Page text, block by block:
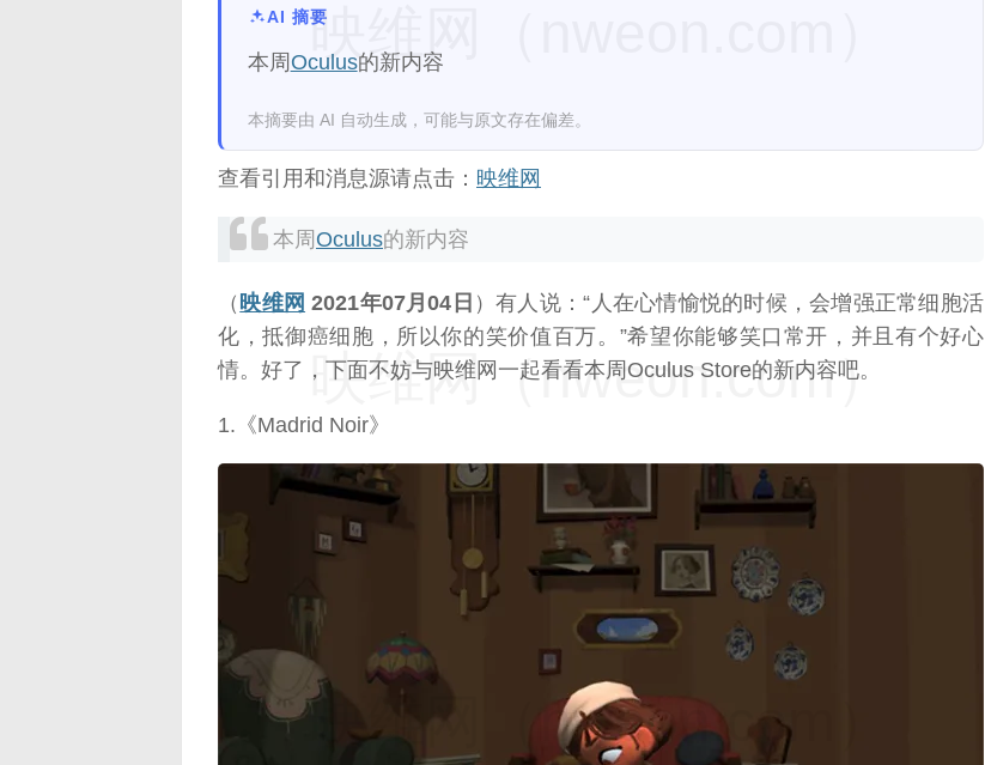
AI 摘要
本周 Oculus的新内容
本摘要由 AI 自动生成，可能与原文存在偏差。
查看引用和消息源请点击： 映维网
本周 Oculus的新内容
（ 映维网 2021年07月04日 ）有人说：“人在心情愉悦的时候，会增强正常细胞活
化，抵御癌细胞，所以你的笑价值百万。”希望你能够笑口常开，并且有个好心
情。好了，下面不妨与映维网一起看看本周Oculus Store的新内容吧。
1.《Madrid Noir》
映维网（nweon.com）
映维网（nweon.com）
映维网（nweon.com）